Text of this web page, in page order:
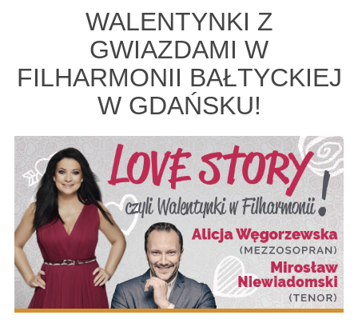
WALENTYNKI Z
GWIAZDAMI W
FILHARMONII BAŁTYCKIEJ
W GDAŃSKU!